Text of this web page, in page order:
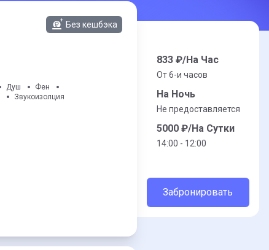
Без кешбэка
Душ
Фен
Звукоизолция
833₽/На Час
От 6-и часов
На Ночь
Не предоставляется
5000₽/На Сутки
14:00 - 12:00
Забронировать